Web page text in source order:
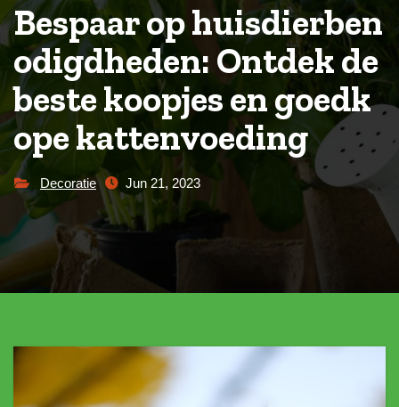
Bespaar op huisdierben
odigdheden: Ontdek de
beste koopjes en goedk
ope kattenvoeding
Decoratie Jun 21, 2023